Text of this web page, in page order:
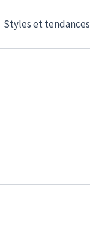
Styles et tendances